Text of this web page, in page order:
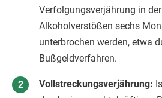
Verfolgungsverjährung in
Alkoholverstößen sechs
unterbrochen werden, etwa
Bußgeldverfahren.
Vollstreckungsverjährung: